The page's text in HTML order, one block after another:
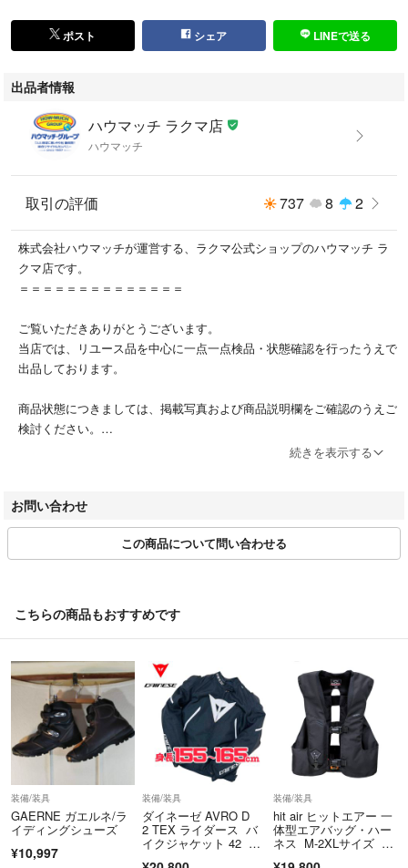
おります。
※購入時期・使用頻度などの詳細は不明です。
ます。
※記載のない見落としがあった場合でも、現品を優先とさせていただきま
す。
各商品の状態確認は行っておらず、付属品の欠品・破損・混在がある場合
がございます。
内容や状態に関する個別のご質問にはお答えいたしかねます。
________________________________________
2. 付属品・消耗品について
・撮影時に使用した定規・ハンガー・台車などは商品に含まれません。
・商品画像に写っていない付属品の欠品を理由とした返品はお受けできま
せん。
※こちらを理由とした返品はお受けできません。
・電池・バッテリー・ランプなどの消耗品は保証対象外です。
・電池は付属していない場合がございますので、別途ご用意ください。
________________________________________
3. 色味について
※色のイメージ違いによる返品はお受けできません。
商品は緩衝材を詰めた段ボールで丁寧に梱包・発送いたします。
環境保護の観点から、一部リサイクル資材（再利用エアークッションな
ど）を使用する場合がございます。
発送方法・送料は商品ページの記載内容に準じます。
________________________________________
5. お受け取りについて
静岡市内の弊社倉庫での直接お受け取りも可能です（要事前連絡・営業時
間内対応）。
ポスト シェア LINEで送る
出品者情報
ハウマッチ ラクマ店
ハウマッチ
取引の評価 737 8 2
株式会社ハウマッチが運営する、ラクマ公式ショップのハウマッチ ラ
クマ店です。
＝＝＝＝＝＝＝＝＝＝＝＝＝＝
ご覧いただきありがとうございます。
当店では、リユース品を中心に一点一点検品・状態確認を行ったうえで
出品しております。
商品状態につきましては、掲載写真および商品説明欄をご確認のうえご
検討ください。
中古品の特性上、ごく軽微なスレや使用感等がある場合がございますの
・コメントなし即購入OKです
・丁寧な梱包、迅速な発送を心がけています
・ご不明点や気になる点がございましたら、ご購入前でもお気軽にお問
お客様に安心してお取引いただけるよう、誠実な対応を心がけてまいり
＝＝＝＝＝＝＝＝＝＝＝＝＝＝
こちらのアカウントはラクマ公式パートナーの株式会社ハウマッチによ
って運営されています。
▼特商法
https://fril.jp/ts/official/law/a505/
▼返品特約
https://fril.jp/ts/official/law/a505/#return_policy
続きを表示する
お問い合わせ
この商品について問い合わせる
こちらの商品もおすすめです
装備/装具
GAERNE ガエルネ/ラ
イディングシューズ
¥10,997
装備/装具
ダイネーゼ AVRO D
2 TEX ライダース バ
イクジャケット 42 メ
装備/装具
hit air ヒットエアー 一
体型エアバッグ・ハー
ネス M-2XLサイズ バ